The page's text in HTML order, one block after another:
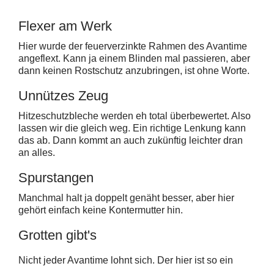
Flexer am Werk
Hier wurde der feuerverzinkte Rahmen des Avantime
angeflext. Kann ja einem Blinden mal passieren, aber
dann keinen Rostschutz anzubringen, ist ohne Worte.
Unnützes Zeug
Hitzeschutzbleche werden eh total überbewertet. Also
lassen wir die gleich weg. Ein richtige Lenkung kann
das ab. Dann kommt an auch zukünftig leichter dran
an alles.
Spurstangen
Manchmal halt ja doppelt genäht besser, aber hier
gehört einfach keine Kontermutter hin.
Grotten gibt's
Nicht jeder Avantime lohnt sich. Der hier ist so ein